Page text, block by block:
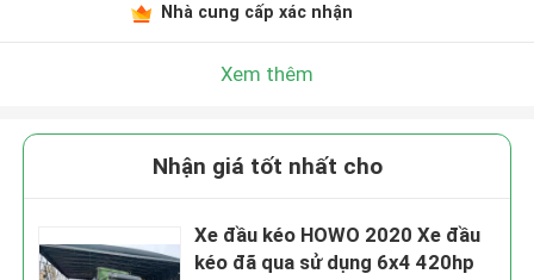
Nhà cung cấp xác nhận
Xem thêm
Nhận giá tốt nhất cho
Xe đầu kéo HOWO 2020 Xe đầu
kéo đã qua sử dụng 6x4 420hp